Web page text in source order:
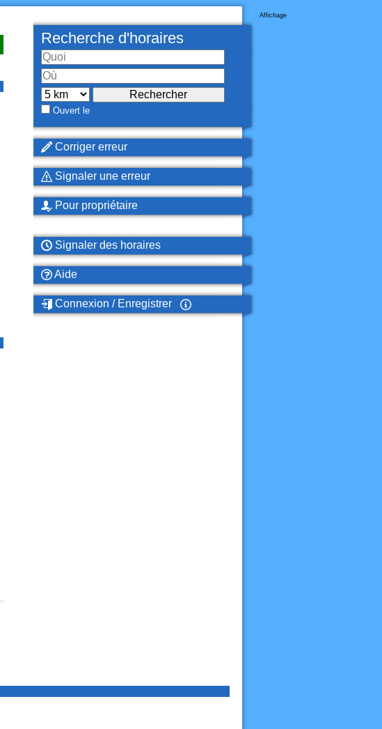
Affichage
Recherche d'horaires
Ouvert le
Corriger erreur
Signaler une erreur
Pour propriétaire
Signaler des horaires
Aide
Connexion / Enregistrer